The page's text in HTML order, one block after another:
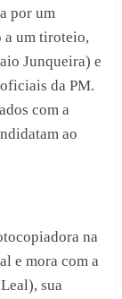
por um
a um tiroteio,
Junqueira) e
da PM.
com a
ao
na
e mora com a
sua